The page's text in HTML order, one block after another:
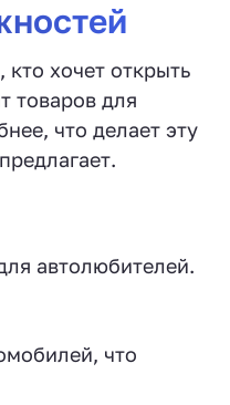
хочет открыть
товаров для
что делает эту
автолюбителей.
что